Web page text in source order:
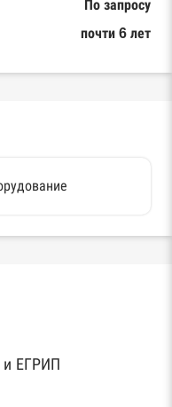
По запросу
почти 6 лет
и ЕГРИП